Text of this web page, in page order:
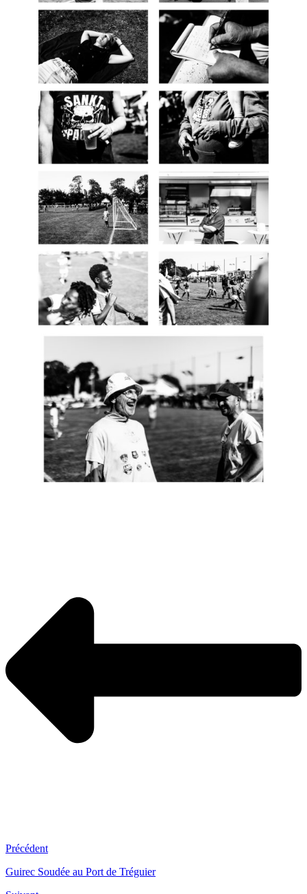
Précédent
Guirec Soudée au Port de Tréguier